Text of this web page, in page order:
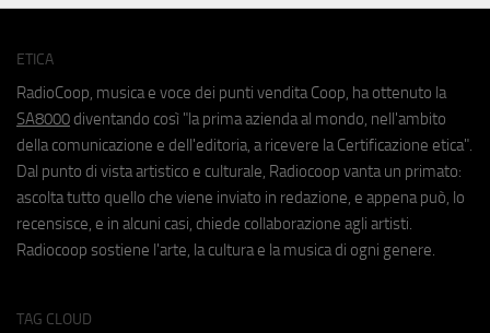
ETICA
RadioCoop, musica e voce dei punti vendita Coop, ha ottenuto la
SA8000 diventando così "la prima azienda al mondo, nell'ambito
della comunicazione e dell'editoria, a ricevere la Certificazione etica".
Dal punto di vista artistico e culturale, Radiocoop vanta un primato:
ascolta tutto quello che viene inviato in redazione, e appena può, lo
recensisce, e in alcuni casi, chiede collaborazione agli artisti.
Radiocoop sostiene l'arte, la cultura e la musica di ogni genere.
TAG CLOUD